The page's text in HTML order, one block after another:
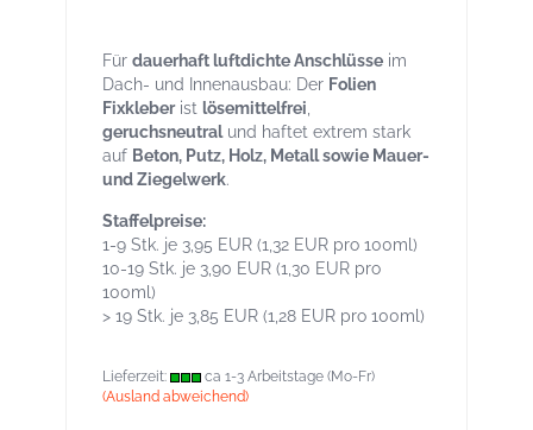
Für dauerhaft luftdichte Anschlüsse im
Dach- und Innenausbau: Der Folien
Fixkleberist lösemittelfrei,
geruchsneutralund haftet extrem stark
auf Beton, Putz, Holz, Metall sowie Mauer-
und Ziegelwerk.
Staffelpreise:
1-9 Stk. je 3,95 EUR (1,32 EUR pro 100ml)
10-19 Stk. je 3,90 EUR (1,30 EUR pro
100ml)
> 19 Stk. je 3,85 EUR (1,28 EUR pro 100ml)
Lieferzeit:
ca 1-3 Arbeitstage (Mo-Fr)
(Ausland abweichend)